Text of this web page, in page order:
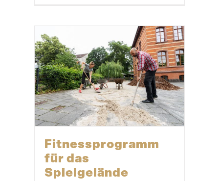
Fitness­pro­gramm
für das
Spielgelände